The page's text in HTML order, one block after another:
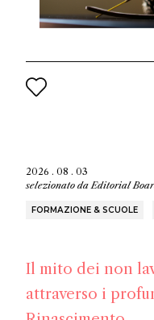
2026 . 08 . 03
selezionato daEditorial
FORMAZIONE & SCUOLE
Il mito dei non
attraverso i